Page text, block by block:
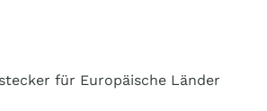
für Europäische Länder